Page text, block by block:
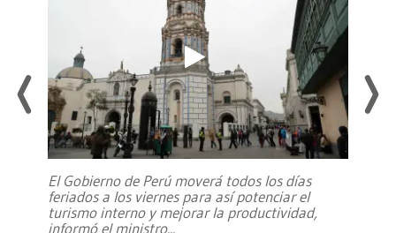
El Gobierno de Perú moverá todos los días
feriados a los viernes para así potenciar el
turismo interno y mejorar la productividad,
informó el ministro...